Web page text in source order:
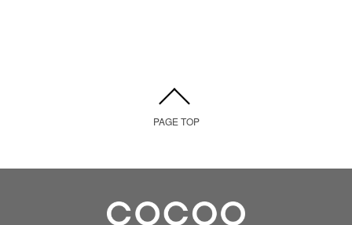
PAGE TOP